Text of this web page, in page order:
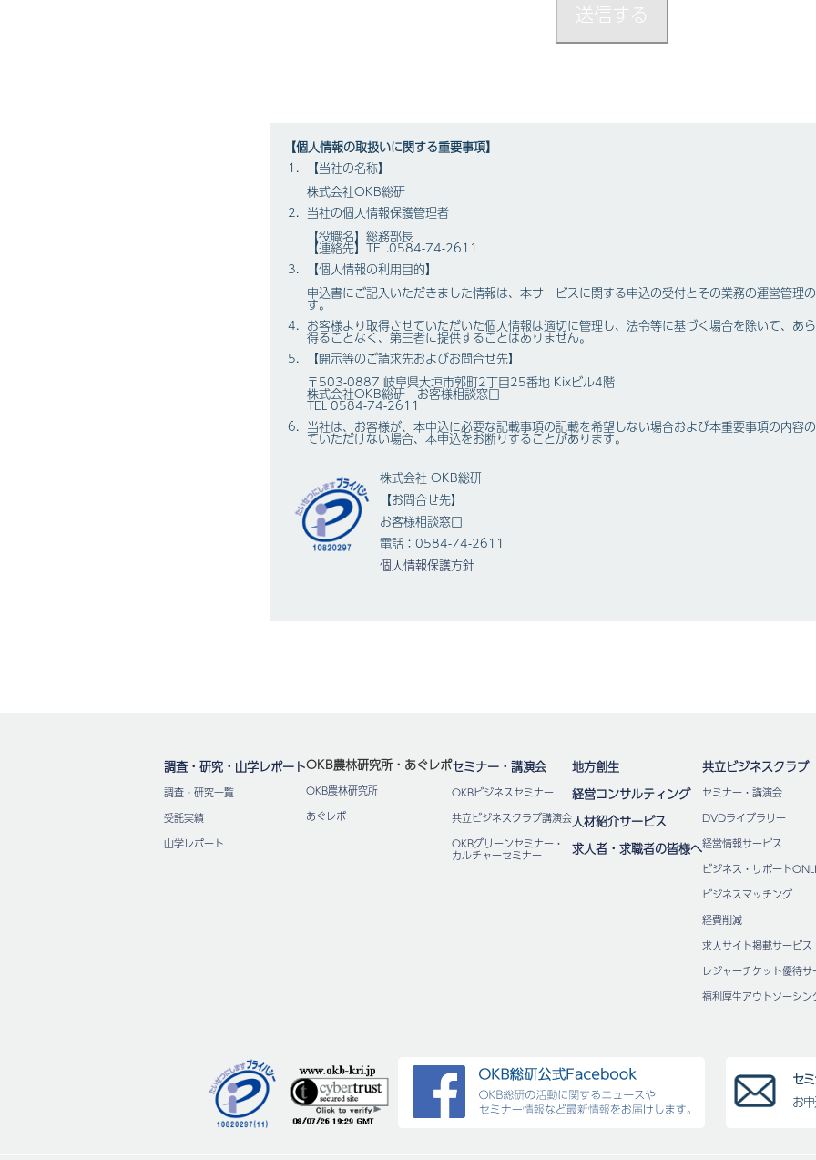
【個人情報の取扱いに関する重要事項】
【当社の名称】
株式会社OKB総研
当社の個人情報保護管理者
【役職名】総務部長
【連絡先】TEL.0584-74-2611
【個人情報の利用目的】
申込書にご記入いただきました情報は、本サービスに関する申込の受付とその業務の運営管理
す。
お客様より取得させていただいた個人情報は適切に管理し、法令等に基づく場合を除いて、あ
得ることなく、第三者に提供することはありません。
【開示等のご請求先およびお問合せ先】
〒503-0887 岐阜県大垣市郭町2丁目25番地 Kixビル4階
株式会社OKB総研 お客様相談窓口
TEL 0584-74-2611
当社は、お客様が、本申込に必要な記載事項の記載を希望しない場合および本重要事項の内容
ていただけない場合、本申込をお断りすることがあります。
株式会社 OKB総研
【お問合せ先】
お客様相談窓口
電話：0584-74-2611
個人情報保護方針
調査・研究・山学レポート
調査・研究一覧
受託実績
山学レポート
OKB農林研究所・あぐレポ
OKB農林研究所
あぐレポ
セミナー・講演会
OKBビジネスセミナー
共立ビジネスクラブ講演会
OKBグリーンセミナー・
カルチャーセミナー
地方創生
経営コンサルティング
人材紹介サービス
求人者・求職者の皆様へ
共立ビジネスクラブ
セミナー・講演会
DVDライブラリー
経営情報サービス
ビジネス・リポート
ビジネスマッチング
経費削減
求人サイト掲載サービス
レジャーチケット優待サ
福利厚⽣アウトソーシン
セ
お